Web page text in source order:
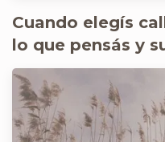
Cuando elegís
lo que pensás y